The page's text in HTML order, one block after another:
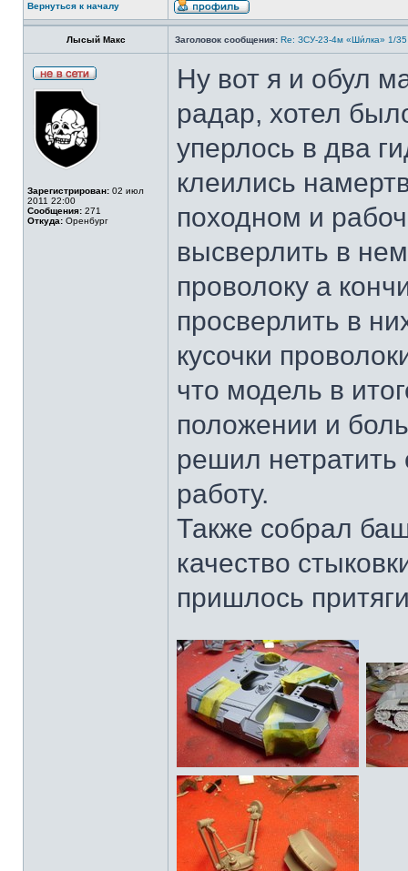
Вернуться к началу
Лысый Макс Заголовок сообщения: Re: ЗСУ-23-4м «Ши́лка» 1/35
Зарегистрирован: 02 июл
2011 22:00
Сообщения: 271
Откуда: Оренбург
Ну вот я и обул
радар, хотел
уперлось в два
клеились
походном и
высверлить в
проволоку а
просверлить в
кусочки
что модель в
положении и
решил
работу.
Также собрал
качество
пришлось